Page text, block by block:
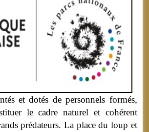
et dotés de personnels formés,
le cadre naturel et cohérent
prédateurs. La place du loup et